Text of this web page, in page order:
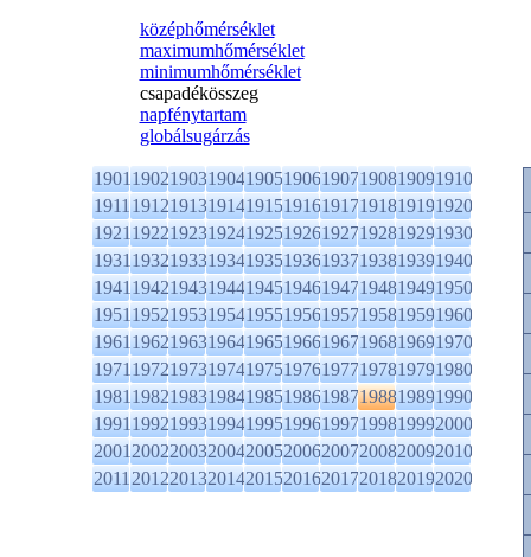
középhőmérséklet
maximumhőmérséklet
minimumhőmérséklet
csapadékösszeg
napfénytartam
globálsugárzás
1901190219031904190519061907190819091910
1911191219131914191519161917191819191920
1921192219231924192519261927192819291930
1931193219331934193519361937193819391940
1941194219431944194519461947194819491950
1951195219531954195519561957195819591960
1961196219631964196519661967196819691970
1971197219731974197519761977197819791980
1981198219831984198519861987198819891990
1991199219931994199519961997199819992000
2001200220032004200520062007200820092010
2011201220132014201520162017201820192020